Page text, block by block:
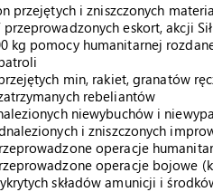
przejętych i zniszczonych
przeprowadzonych eskort, akcji
kg pomocy humanitarnej
min, rakiet, granatów
rebeliantów
niewybuchów i
i zniszczonych
operacje
operacje bojowe
składów amunicji i